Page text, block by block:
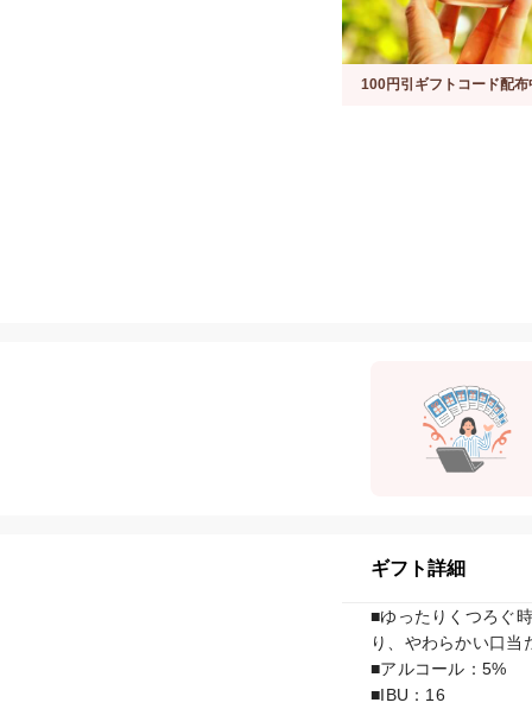
100円引ギフトコード配布
ギフト詳細
■ゆったりくつろぐ
り、やわらかい口当
■アルコール：5%
■IBU：16